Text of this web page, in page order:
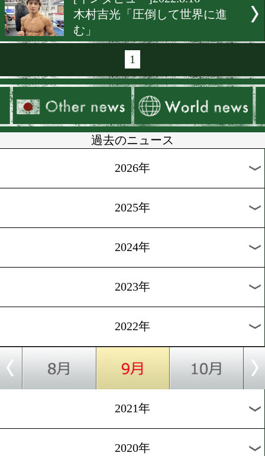
藤原俊志トレーナーの愛弟
プロデビュー!
[ショートインタビュ
ー]2022.8.20
井上夕雅「直感で決める」
[インタビュー]2022.8.19
加納陸「力の差を見せる」
[インタビュー]2022.8.17
中川兼玄「リベンジする!」
[インタビュー]2022.8.16
木村吉光「圧倒して世界に
む」
1
過去のニュース